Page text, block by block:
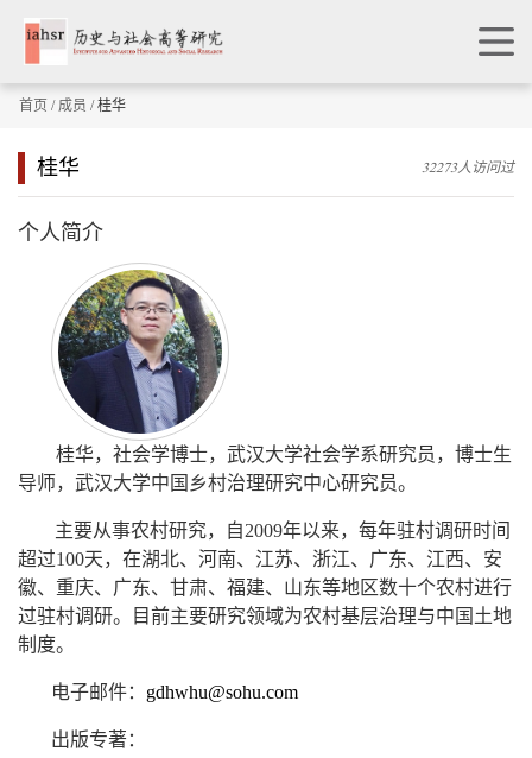
首页 / 成员 / 桂华
桂华 32273人访问过
个人简介
桂华，社会学博士，武汉大学社会学系研究员，博士生
导师，武汉大学中国乡村治理研究中心研究员。
主要从事农村研究，自2009年以来，每年驻村调研时间
超过100天，在湖北、河南、江苏、浙江、广东、江西、安
徽、重庆、广东、甘肃、福建、山东等地区数十个农村进行
过驻村调研。
目前主要研究领域为农村基层治理与中国土地
制度。
电子邮件： gdhwhu@sohu.com
出版专著：